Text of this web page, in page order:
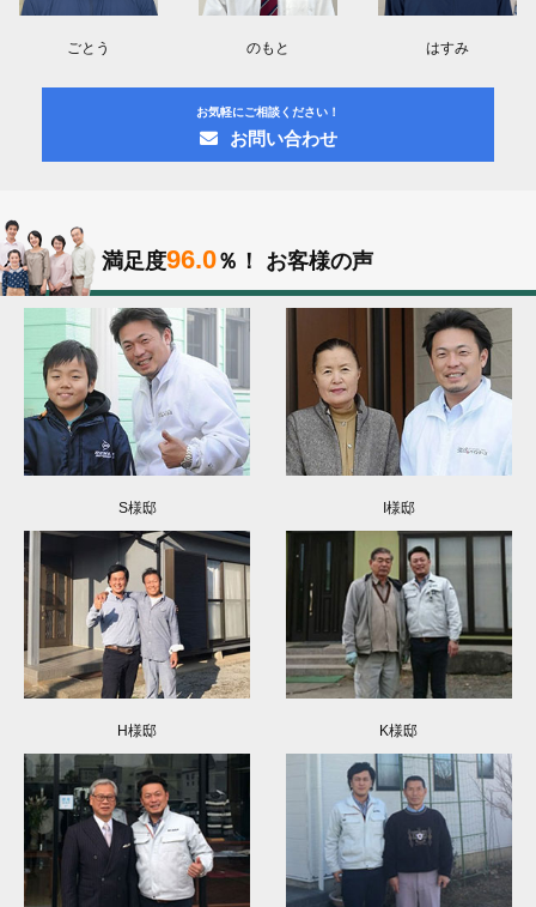
ごとう のもと はすみ
お気軽にご相談ください！
お問い合わせ
満足度96.0％！ お客様の声
S様邸 I様邸
H様邸 K様邸